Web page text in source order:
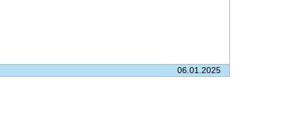
06.01.2025